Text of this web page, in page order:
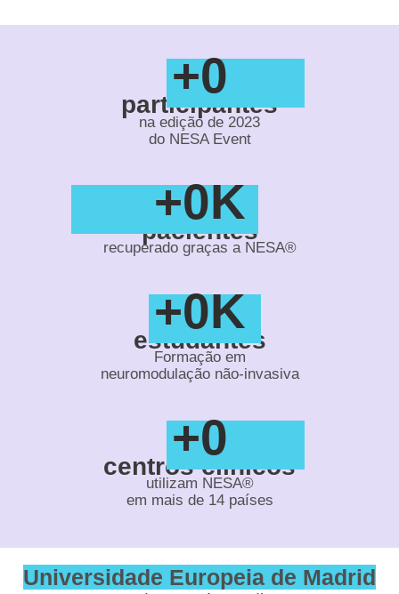
+0
participantes
na edição de 2023
do NESA Event
+0K
pacientes
recuperado graças a NESA®
+0K
estudantes
Formação em
neuromodulação não-invasiva
+0
centros clínicos
utilizam NESA®
em mais de 14 países
Universidade Europeia de Madrid